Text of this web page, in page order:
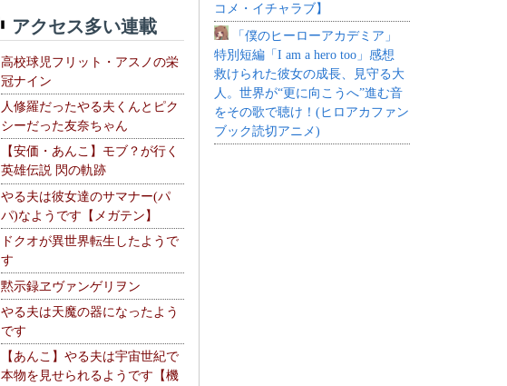
アクセス多い連載
高校球児フリット・アスノの栄
冠ナイン
人修羅だったやる夫くんとピク
シーだった友奈ちゃん
【安価・あんこ】モブ？が行く
英雄伝説 閃の軌跡
やる夫は彼女達のサマナー(パ
パ)なようです【メガテン】
ドクオが異世界転生したようで
す
黙示録ヱヴァンゲリヲン
やる夫は天魔の器になったよう
です
【あんこ】やる夫は宇宙世紀で
本物を見せられるようです【機
コメ・イチャラブ】
「僕のヒーローアカデミア」
特別短編「I am a hero too」感想
救けられた彼女の成長、見守る大
人。世界が“更に向こうへ”進む音
をその歌で聴け！(ヒロアカファン
ブック読切アニメ)